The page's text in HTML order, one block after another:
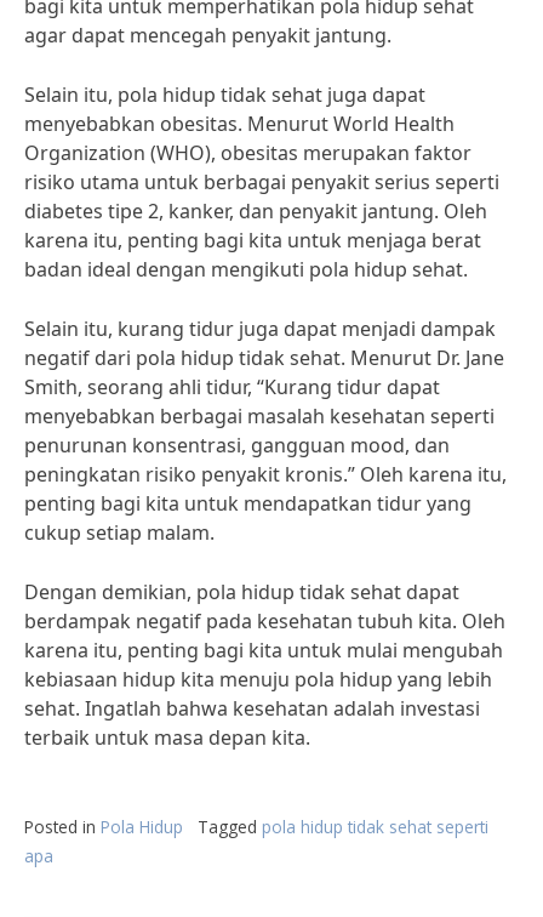
bagi kita untuk memperhatikan pola hidup sehat
agar dapat mencegah penyakit jantung.
Selain itu, pola hidup tidak sehat juga dapat
menyebabkan obesitas. Menurut World Health
Organization (WHO), obesitas merupakan faktor
risiko utama untuk berbagai penyakit serius seperti
diabetes tipe 2, kanker, dan penyakit jantung. Oleh
karena itu, penting bagi kita untuk menjaga berat
badan ideal dengan mengikuti pola hidup sehat.
Selain itu, kurang tidur juga dapat menjadi dampak
negatif dari pola hidup tidak sehat. Menurut Dr. Jane
Smith, seorang ahli tidur, “Kurang tidur dapat
menyebabkan berbagai masalah kesehatan seperti
penurunan konsentrasi, gangguan mood, dan
peningkatan risiko penyakit kronis.” Oleh karena itu,
penting bagi kita untuk mendapatkan tidur yang
cukup setiap malam.
Dengan demikian, pola hidup tidak sehat dapat
berdampak negatif pada kesehatan tubuh kita. Oleh
karena itu, penting bagi kita untuk mulai mengubah
kebiasaan hidup kita menuju pola hidup yang lebih
sehat. Ingatlah bahwa kesehatan adalah investasi
terbaik untuk masa depan kita.
Posted in Pola Hidup Tagged pola hidup tidak sehat seperti
apa